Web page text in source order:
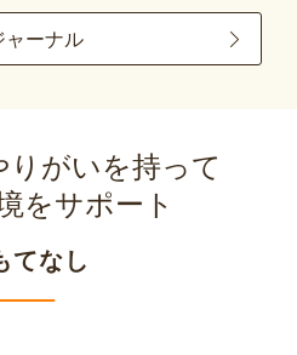
ャーナル
がいを持って
をサポート
てなし